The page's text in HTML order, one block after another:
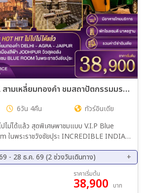
ทัวร์อินเดีย INDIA สามเหลี่ยมทองคำ ชมสถาปัตกรรมมรดกโลก เดลี-อัครา-ชัยปุระ-จอดห์ปูร์ 6วัน 4คืน (TG)
6วัน 4คืน
ทัวร์อินเดีย
ชมแบบ V.I.P Blue
งชัยปุระ INCREDIBLE INDIA
สู่ทัชมาฮาล เมืองสีชมพูชัยปุระ และนครสีฟ้าจ๊
าชา ป้อมปราการ และมรดกโลกอันทรงคุณค่า
- 28 ธ.ค. 69 (2 ช่วงวันเดินทาง)
23 ธ.ค. 69 - 28 ธ.ค. 69
ราคาเริ่มต้น
38,900 บาท